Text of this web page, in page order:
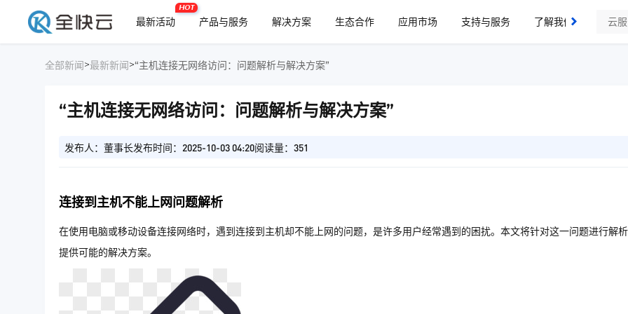
最新活动
HOT
产品与服务 解决方案 生态合作 应用市场 支持与服务 了解我们
全部新闻>最新新闻>“主机连接无网络访问：问题解析与解决方案”
“主机连接无网络访问：问题解析与解决方案”
发布人：董事长发布时间：2025-10-03 04:20阅读量：351
连接到主机不能上网问题解析
在使用电脑或移动设备连接网络时，遇到连接到主机却不能上网的问题，是许多用户经常遇到的困扰。本文将针对这一问题进行解
提供可能的解决方案。